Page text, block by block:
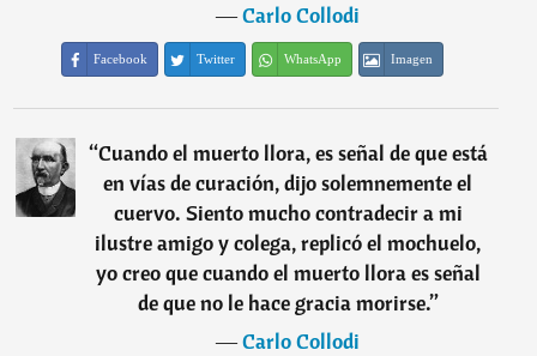
―Carlo Collodi
Facebook Twitter WhatsApp Imagen
“Cuando el muerto llora, es señal de que está
en vías de curación, dijo solemnemente el
cuervo. Siento mucho contradecir a mi
ilustre amigo y colega, replicó el mochuelo,
yo creo que cuando el muerto llora es señal
de que no le hace gracia morirse.”
―Carlo Collodi